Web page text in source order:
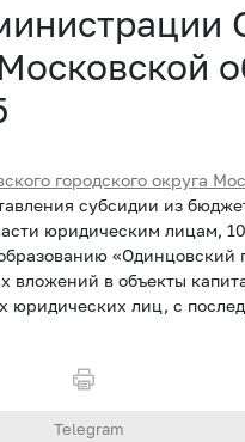
городского округа
субсидии из
юридическим лицам,
«Одинцовский
в объекты
юридических лиц, с